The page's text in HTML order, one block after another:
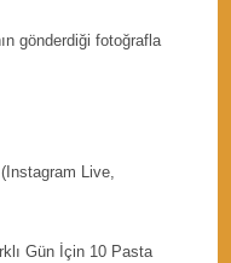
gönderdiği fotoğrafla
Live,
Gün İçin 10 Pasta